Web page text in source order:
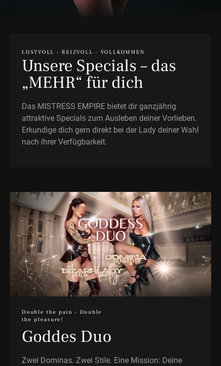
LUSTVOLL - REIZVOLL - VOLLKOMMEN
Unsere Specials – das
„MEHR“ für dich
Das MISTRESS EMPIRE bietet dir ganzjährig
attraktive Specials zum Ausleben deiner Vorlieben.
Erkundige dich gern direkt bei der Lady deiner Wahl
nach ihrer Verfügbarkeit.
Double the pain - Double
the pleasure!
Goddes Duo
Zwei Dominas. Zwei Stile. Eine Mission: Deine